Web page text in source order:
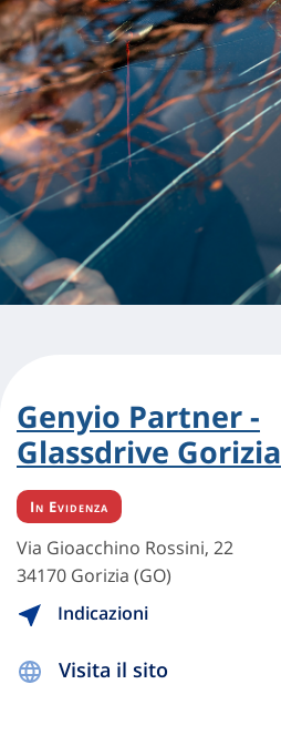
Genyio Partner -
Glassdrive Gorizia
In Evidenza
Via Gioacchino Rossini, 22
34170 Gorizia (GO)
Indicazioni
Visita il sito